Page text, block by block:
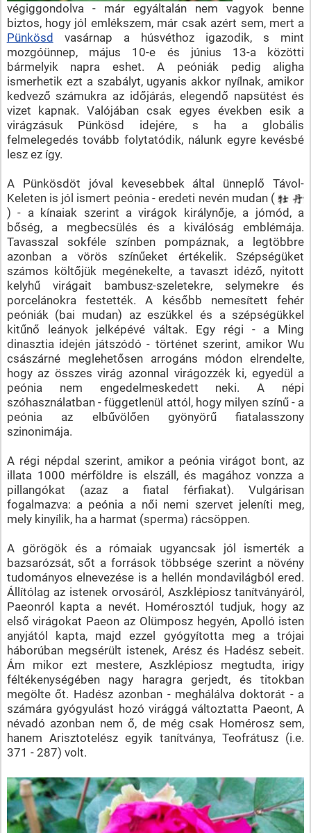
végiggondolva - már egyáltalán nem vagyok benne
biztos, hogy jól emlékszem, már csak azért sem, mert a
Pünkösd vasárnap a húsvéthoz igazodik, s mint
mozgóünnep, május 10-e és június 13-a közötti
bármelyik napra eshet. A peóniák pedig aligha
ismerhetik ezt a szabályt, ugyanis akkor nyílnak, amikor
kedvező számukra az időjárás, elegendő napsütést és
vizet kapnak. Valójában csak egyes években esik a
virágzásuk Pünkösd idejére, s ha a globális
felmelegedés tovább folytatódik, nálunk egyre kevésbé
lesz ez így.
A Pünkösdöt jóval kevesebbek által ünneplő Távol-
Keleten is jól ismert peónia - eredeti nevén mudan (
) - a kínaiak szerint a virágok királynője, a jómód, a
bőség, a megbecsülés és a kiválóság emblémája.
Tavasszal sokféle színben pompáznak, a legtöbbre
azonban a vörös színűeket értékelik. Szépségüket
számos költőjük megénekelte, a tavaszt idéző, nyitott
kelyhű virágait bambusz-szeletekre, selymekre és
porcelánokra festették. A később nemesített fehér
peóniák (bai mudan) az eszükkel és a szépségükkel
kitűnő leányok jelképévé váltak. Egy régi - a Ming
dinasztia idején játszódó - történet szerint, amikor Wu
császárné meglehetősen arrogáns módon elrendelte,
hogy az összes virág azonnal virágozzék ki, egyedül a
peónia nem engedelmeskedett neki. A népi
szóhasználatban - függetlenül attól, hogy milyen színű - a
peónia az elbűvölően gyönyörű fiatalasszony
szinonimája.
A régi népdal szerint, amikor a peónia virágot bont, az
illata 1000 mérföldre is elszáll, és magához vonzza a
pillangókat (azaz a fiatal férfiakat). Vulgárisan
fogalmazva: a peónia a női nemi szervet jeleníti meg,
mely kinyílik, ha a harmat (sperma) rácsöppen.
A görögök és a rómaiak ugyancsak jól ismerték a
bazsarózsát, sőt a források többsége szerint a növény
tudományos elnevezése is a hellén mondavilágból ered.
Állítólag az istenek orvosáról, Aszklépiosz tanítványáról,
Paeonról kapta a nevét. Homérosztól tudjuk, hogy az
első virágokat Paeon az Olümposz hegyén, Apolló isten
anyjától kapta, majd ezzel gyógyította meg a trójai
háborúban megsérült istenek, Arész és Hadész sebeit.
Ám mikor ezt mestere, Aszklépiosz megtudta, irigy
féltékenységében nagy haragra gerjedt, és titokban
megölte őt. Hadész azonban - meghálálva doktorát - a
számára gyógyulást hozó virággá változtatta Paeont, A
névadó azonban nem ő, de még csak Homérosz sem,
hanem Arisztotelész egyik tanítványa, Teofrátusz (i.e.
371 - 287) volt.